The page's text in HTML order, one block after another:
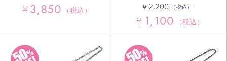
¥3,850 （税込） ¥2,200 （税込）
¥ 1,100 （税込）
カートへ進む